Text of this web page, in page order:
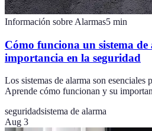
Información sobre Alarmas5 min
Cómo funciona un sistema de
importancia en la seguridad
Los sistemas de alarma son esenciales
Aprende cómo funcionan y su
seguridadsistema de alarma
Aug 3